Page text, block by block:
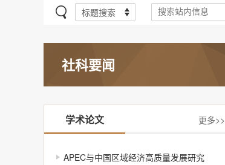
社科要闻
学术论文 更多>>
APEC与中国区域经济高质量发展研究